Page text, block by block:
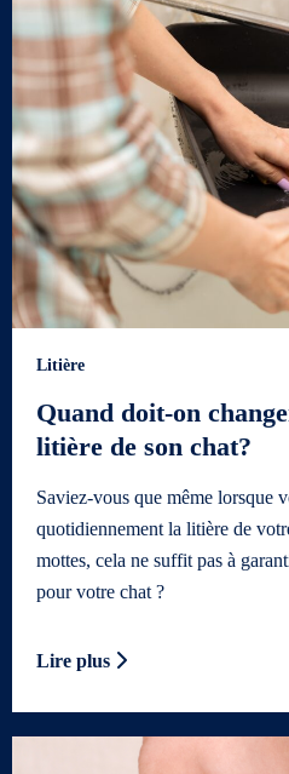
Litière
Quand doit-on
litière de son chat?
Saviez-vous que même lorsque
quotidiennement la litière de
mottes, cela ne suffit pas à
pour votre chat ?
Lire plus